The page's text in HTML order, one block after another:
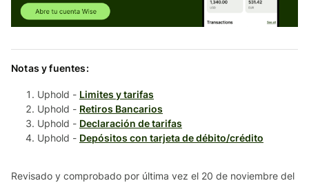
Notas y fuentes:
Uphold - Limites y tarifas
Uphold - Retiros Bancarios
Uphold - Declaración de tarifas
Uphold - Depósitos con tarjeta de débito/crédito
Revisado y comprobado por última vez el 20 de noviembre del